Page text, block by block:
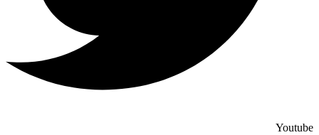
Youtube